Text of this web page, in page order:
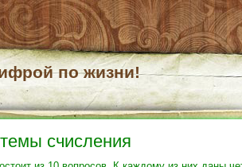
по жизни!
счисления